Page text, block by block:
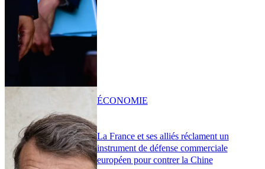
La France et ses alliés réclament un
instrument de défense commerciale
européen pour contrer la Chine
ÉCONOMIE